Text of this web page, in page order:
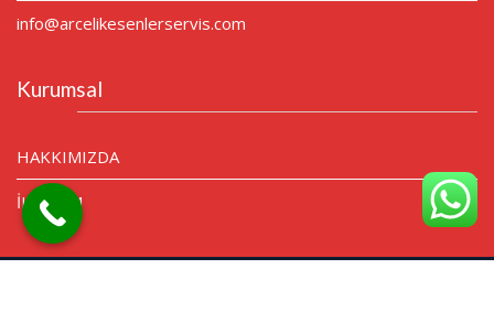
info@arcelikesenlerservis.com
Kurumsal
HAKKIMIZDA
İLETİŞİM